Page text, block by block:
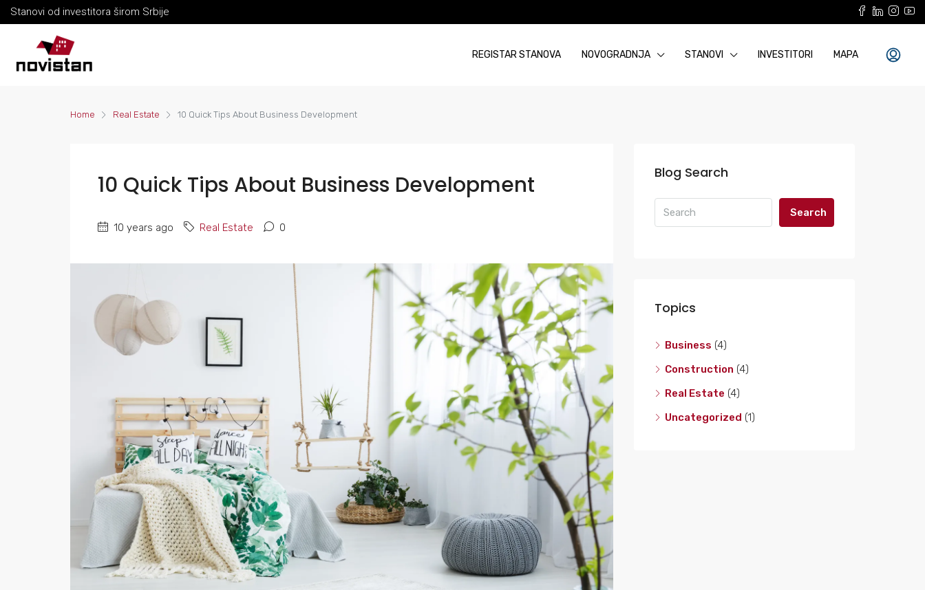
Stanovi od investitora širom Srbije
REGISTAR STANOVA NOVOGRADNJA STANOVI INVESTITORI MAPA
Home Real Estate 10 Quick Tips About Business Development
10 Quick Tips About Business Development
10 years ago Real Estate 0
Blog Search
Search
Topics
Business (4)
Construction (4)
Real Estate (4)
Uncategorized (1)